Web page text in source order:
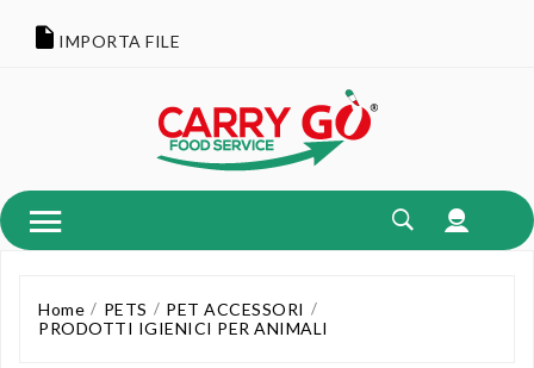
IMPORTA FILE
Home PETS
PET ACCESSORI
PRODOTTI IGIENICI PER ANIMALI